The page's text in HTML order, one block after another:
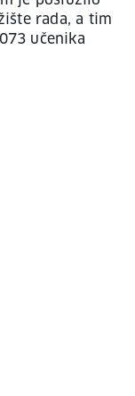
rada, a tim
učenika